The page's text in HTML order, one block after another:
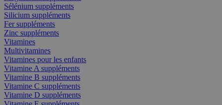
Sélénium suppléments
Silicium suppléments
Fer suppléments
Zinc suppléments
Vitamines
Multivitamines
Vitamines pour les enfants
Vitamine A suppléments
Vitamine B suppléments
Vitamine C suppléments
Vitamine D suppléments